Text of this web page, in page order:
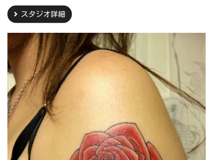
スタジオ詳細